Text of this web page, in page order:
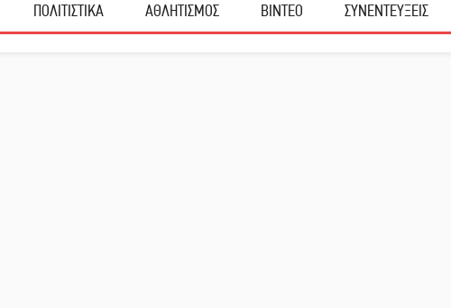
ΠΟΛΙΤΙΣΤΙΚΑ ΑΘΛΗΤΙΣΜΟΣ ΒΙΝΤΕΟ ΣΥΝΕΝΤΕΥΞΕΙΣ